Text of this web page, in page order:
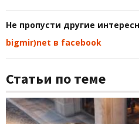
Не пропусти другие
bigmir)net в facebook
Статьи по теме